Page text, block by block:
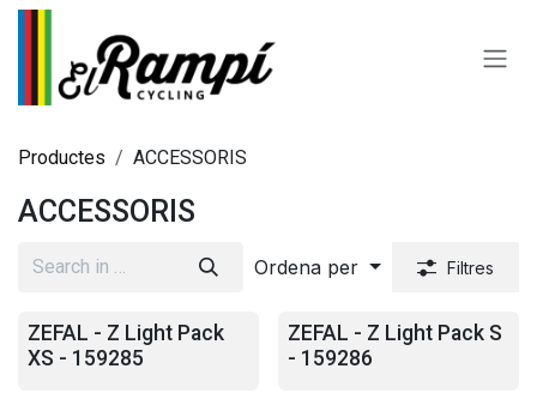
Skip to Content
Productes ACCESSORIS
ACCESSORIS
Ordena per Filtres
ZEFAL - Z Light Pack
XS - 159285
ZEFAL - Z Light Pack S
- 159286